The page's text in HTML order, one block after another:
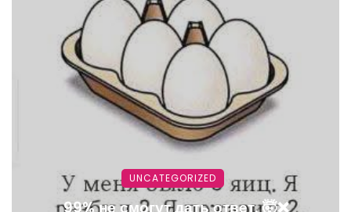
UNCATEGORIZED
99% не смогут дать ответ. 🤯❌